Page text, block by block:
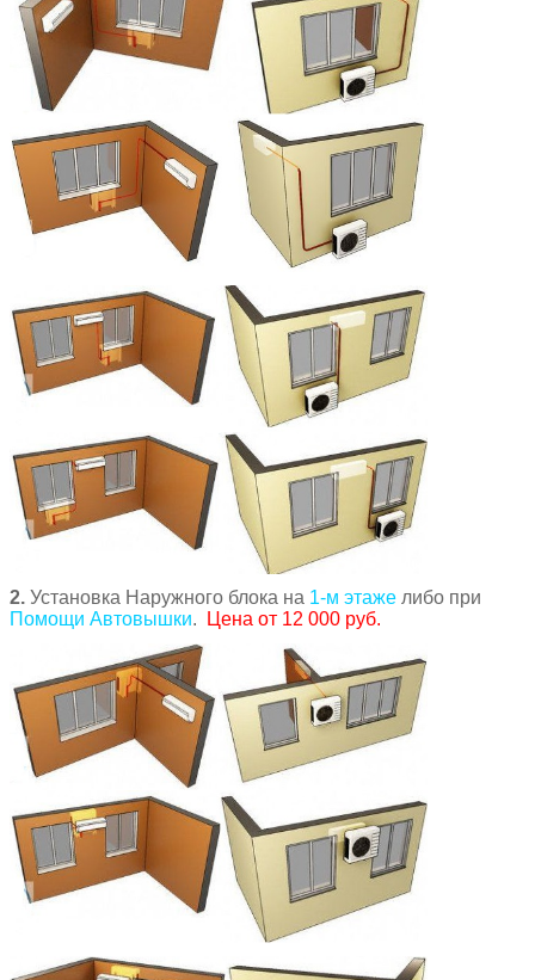
2. Установка Наружного блока на 1-м этаже либо при
Помощи Автовышки. Цена от 12 000 руб.